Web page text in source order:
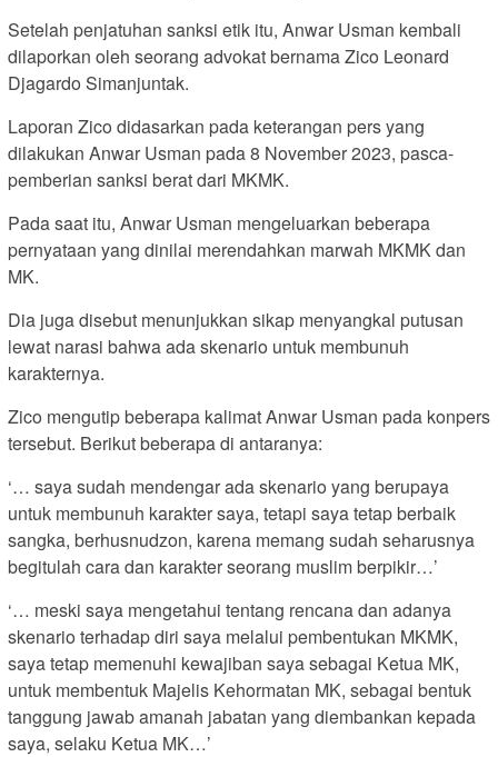
Setelah penjatuhan sanksi etik itu, Anwar Usman kembali
dilaporkan oleh seorang advokat bernama Zico Leonard
Djagardo Simanjuntak.
Laporan Zico didasarkan pada keterangan pers yang
dilakukan Anwar Usman pada 8 November 2023, pasca-
pemberian sanksi berat dari MKMK.
Pada saat itu, Anwar Usman mengeluarkan beberapa
pernyataan yang dinilai merendahkan marwah MKMK dan
MK.
Dia juga disebut menunjukkan sikap menyangkal putusan
lewat narasi bahwa ada skenario untuk membunuh
karakternya.
Zico mengutip beberapa kalimat Anwar Usman pada konpers
tersebut. Berikut beberapa di antaranya:
‘… saya sudah mendengar ada skenario yang berupaya
untuk membunuh karakter saya, tetapi saya tetap berbaik
sangka, berhusnudzon, karena memang sudah seharusnya
begitulah cara dan karakter seorang muslim berpikir…’
‘… meski saya mengetahui tentang rencana dan adanya
skenario terhadap diri saya melalui pembentukan MKMK,
saya tetap memenuhi kewajiban saya sebagai Ketua MK,
untuk membentuk Majelis Kehormatan MK, sebagai bentuk
tanggung jawab amanah jabatan yang diembankan kepada
saya, selaku Ketua MK…’